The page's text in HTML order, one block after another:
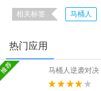
音乐舞蹈
二次元
587款应用
相关标签 马桶人
热门应用
马桶人逆袭对决